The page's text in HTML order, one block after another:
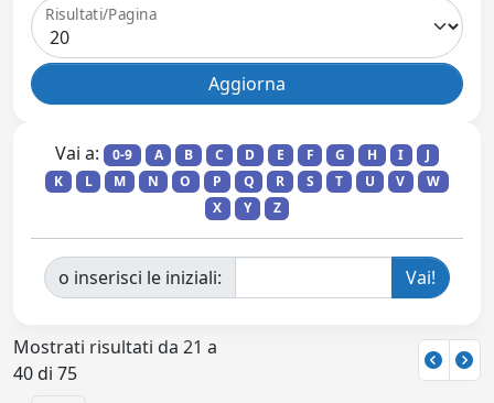
Risultati/Pagina
Vai a: 0-9 A B C D E F G H I
J
K
L M N O P Q R S T U V
W
X
Y Z
o inserisci le iniziali:
Mostrati risultati da 21 a
40 di 75